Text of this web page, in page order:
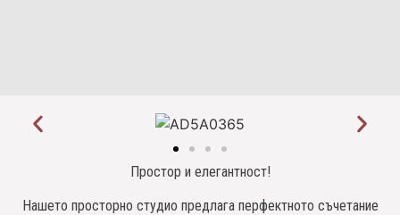
Простор и елегантност!
Нашето просторно студио предлага перфектното съчетание